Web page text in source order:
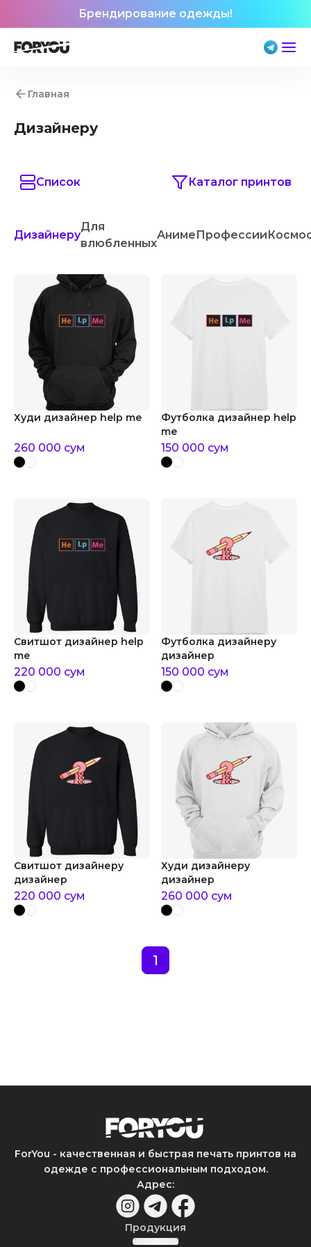
Брендирование одежды!
Главная
Дизайнеру
Список Каталог принтов
Дизайнеру
Для
влюбленных
АнимеПрофессии
Худи дизайнер help me
260 000 сум
Футболка дизайнер help
me
150 000 сум
Свитшот дизайнер help
me
220 000 сум
Футболка дизайнеру
дизайнер
150 000 сум
Свитшот дизайнеру
дизайнер
220 000 сум
Худи дизайнеру
дизайнер
260 000 сум
1
ForYou - качественная и быстрая печать принтов на
одежде с профессиональным подходом.
Адрес:
Продукция